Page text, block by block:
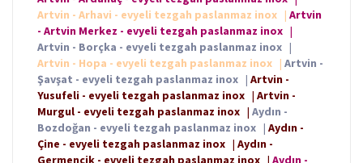
Artvin - Arhavi - evyeli tezgah paslanmaz inox | Artvin
- Artvin Merkez - evyeli tezgah paslanmaz inox |
Artvin - Borçka - evyeli tezgah paslanmaz inox |
Artvin - Hopa - evyeli tezgah paslanmaz inox | Artvin -
Şavşat - evyeli tezgah paslanmaz inox | Artvin -
Yusufeli - evyeli tezgah paslanmaz inox | Artvin -
Murgul - evyeli tezgah paslanmaz inox | Aydın -
Bozdoğan - evyeli tezgah paslanmaz inox | Aydın -
Çine - evyeli tezgah paslanmaz inox | Aydın -
Germencik - evyeli tezgah paslanmaz inox | Aydın -